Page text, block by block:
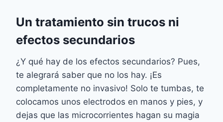
Un tratamiento sin trucos ni
efectos secundarios
¿Y qué hay de los efectos secundarios? Pues,
te alegrará saber que no los hay. ¡Es
completamente no invasivo! Solo te tumbas, te
colocamos unos electrodos en manos y pies, y
dejas que las microcorrientes hagan su magia